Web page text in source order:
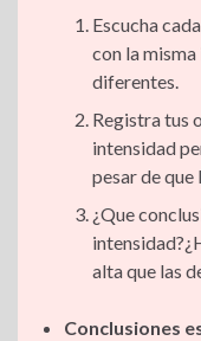
Escucha
con la
diferentes.
Registra tus
intensidad
pesar de que
¿Que
alta que las
Conclusiones